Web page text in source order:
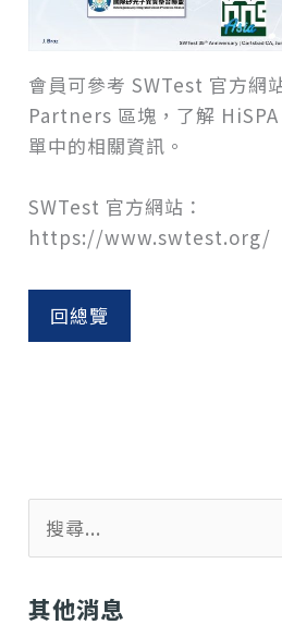
會員可參考 SWTest 官方
Partners 區塊，了解
單中的相關資訊。
SWTest 官方網站：
https://www.swtest.org/
回總覽
鍵
字
其他消息